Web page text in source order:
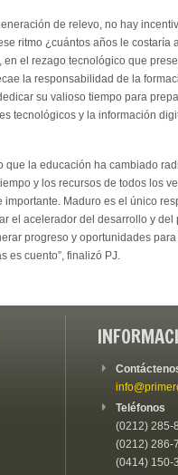
de relevo, no hay
ritmo ¿cuántos años le
el rezago tecnológico que
la responsabilidad de la
su valioso tiempo para
tecnológicos y la información
que la educación ha cambiado
y los recursos de todos los
Maduro es el único
el acelerador del desarrollo y
progreso y oportunidades
es cuento”, finalizó PJ.
Teléfonos
(0212) 285-
(0212) 286-
(0414) 150-